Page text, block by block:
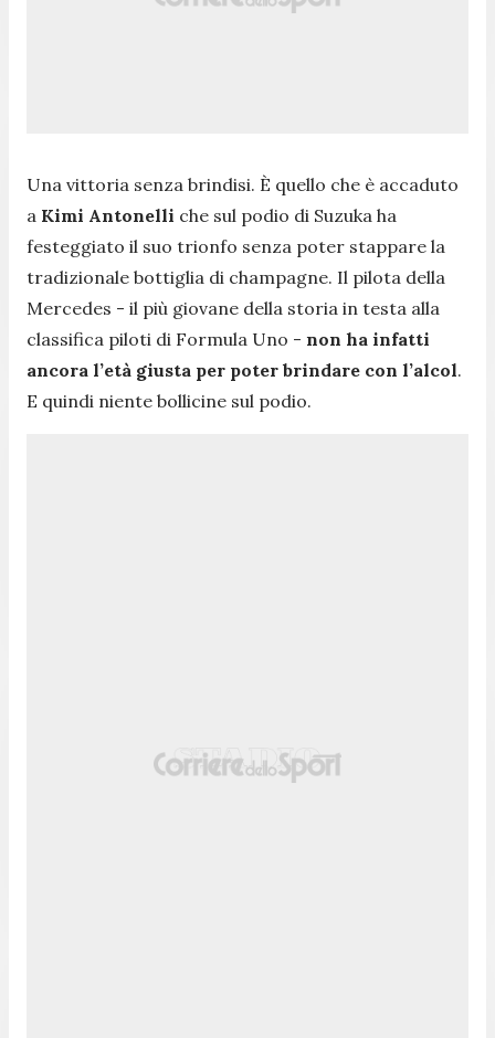
Una vittoria senza brindisi. È quello che è accaduto
a Kimi Antonelli che sul podio di Suzuka ha
festeggiato il suo trionfo senza poter stappare la
tradizionale bottiglia di champagne. Il pilota della
Mercedes - il più giovane della storia in testa alla
classifica piloti di Formula Uno - non ha infatti
ancora l’età giusta per poter brindare con l’alcol.
E quindi niente bollicine sul podio.